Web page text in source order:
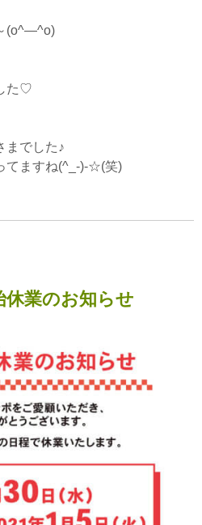
(o^―^o)
た♡
までした♪
てますね(^_-)-☆(笑)
休業のお知らせ